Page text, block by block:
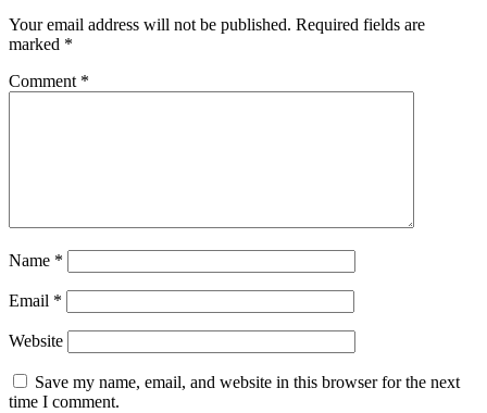
Your email address will not be published. Required fields are
marked *
Comment *
Name *
Email *
Website
Save my name, email, and website in this browser for the next
time I comment.